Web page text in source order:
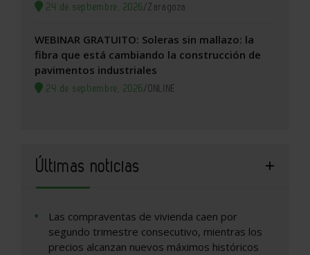
24 de septiembre, 2026/Zaragoza
WEBINAR GRATUITO: Soleras sin mallazo: la
fibra que está cambiando la construcción de
pavimentos industriales
24 de septiembre, 2026/ONLINE
Últimas noticias
Las compraventas de vivienda caen por
segundo trimestre consecutivo, mientras los
precios alcanzan nuevos máximos históricos